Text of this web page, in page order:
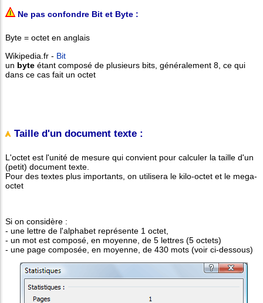
Ne pas confondre Bit et Byte :
Byte = octet en anglais
Wikipedia.fr - Bit
un byte étant composé de plusieurs bits, généralement 8, ce qui
dans ce cas fait un octet
Taille d'un document texte :
L'octet est l'unité de mesure qui convient pour calculer la taille d'un
(petit) document texte.
Pour des textes plus importants, on utilisera le kilo-octet et le mega-
octet
Si on considère :
- une lettre de l'alphabet représente 1 octet,
- un mot est composé, en moyenne, de 5 lettres (5 octets)
- une page composée, en moyenne, de 430 mots (voir ci-dessous)